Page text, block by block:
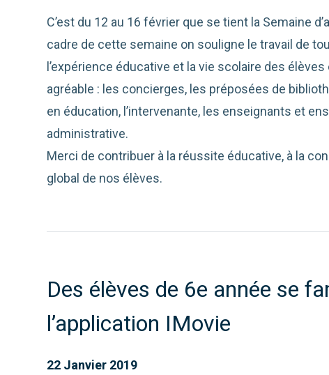
C’est du 12 au 16 février que se tient la Semaine
cadre de cette semaine on souligne le travail de
l’expérience éducative et la vie scolaire des
agréable : les concierges, les préposées de
en éducation, l’intervenante, les enseignants et
administrative.
Merci de contribuer à la réussite éducative, à la
global de nos élèves.
Des élèves de 6e année se
l’application IMovie
22 Janvier 2019